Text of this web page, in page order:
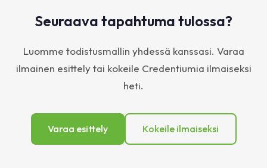
Seuraava tapahtuma tulossa?
Luomme todistusmallin yhdessä kanssasi. Varaa
ilmainen esittely tai kokeile Credentiumia ilmaiseksi
heti.
Varaa esittely Kokeile ilmaiseksi